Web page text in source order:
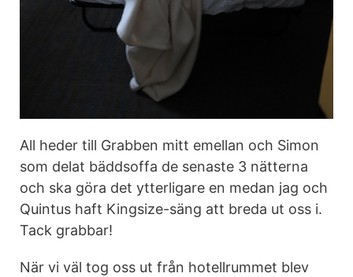
All heder till Grabben mitt emellan och Simon
som delat bäddsoffa de senaste 3 nätterna
och ska göra det ytterligare en medan jag och
Quintus haft Kingsize-säng att breda ut oss i.
Tack grabbar!
När vi väl tog oss ut från hotellrummet blev